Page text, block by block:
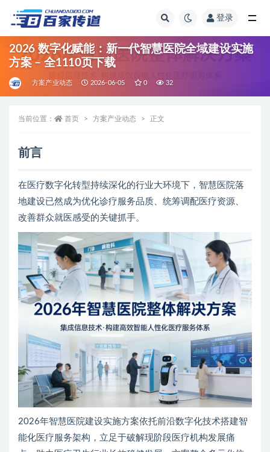
登录
2026 数字化赋能：新一代智慧医院全域建设实施
方案 – 全1110页下载
方案产业动态 2026-06-05 0 32
当前位置： 首页 方案产业动态 正文
前言
在医疗数字化转型持续深化的行业大环境下，智慧医院落
地建设已然成为优化诊疗服务品质、统筹调配医疗资源、
改善群众就医感受的关键抓手。
2026年智慧医院建设实施方案依托前沿数字化技术搭建智
能化医疗服务架构，立足于破解现阶段医疗机构发展痛